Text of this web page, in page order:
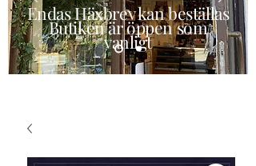
Endas Häxbrev kan beställas
Butiken är öppen som
vanligt